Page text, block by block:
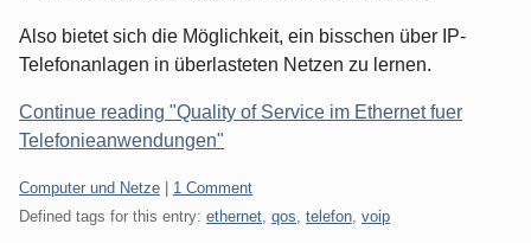
Also bietet sich die Möglichkeit, ein bisschen über IP-
Telefonanlagen in überlasteten Netzen zu lernen.
Continue reading "Quality of Service im Ethernet fuer
Telefonieanwendungen"
Categories:
Computer und Netze
1 Comment
Defined tags for this entry: ethernet qos telefon voip